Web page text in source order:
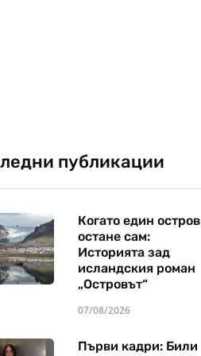
публикации
Когато един остров
остане сам:
Историята зад
исландския роман
„Островът“
07/08/2026
Първи кадри: Били